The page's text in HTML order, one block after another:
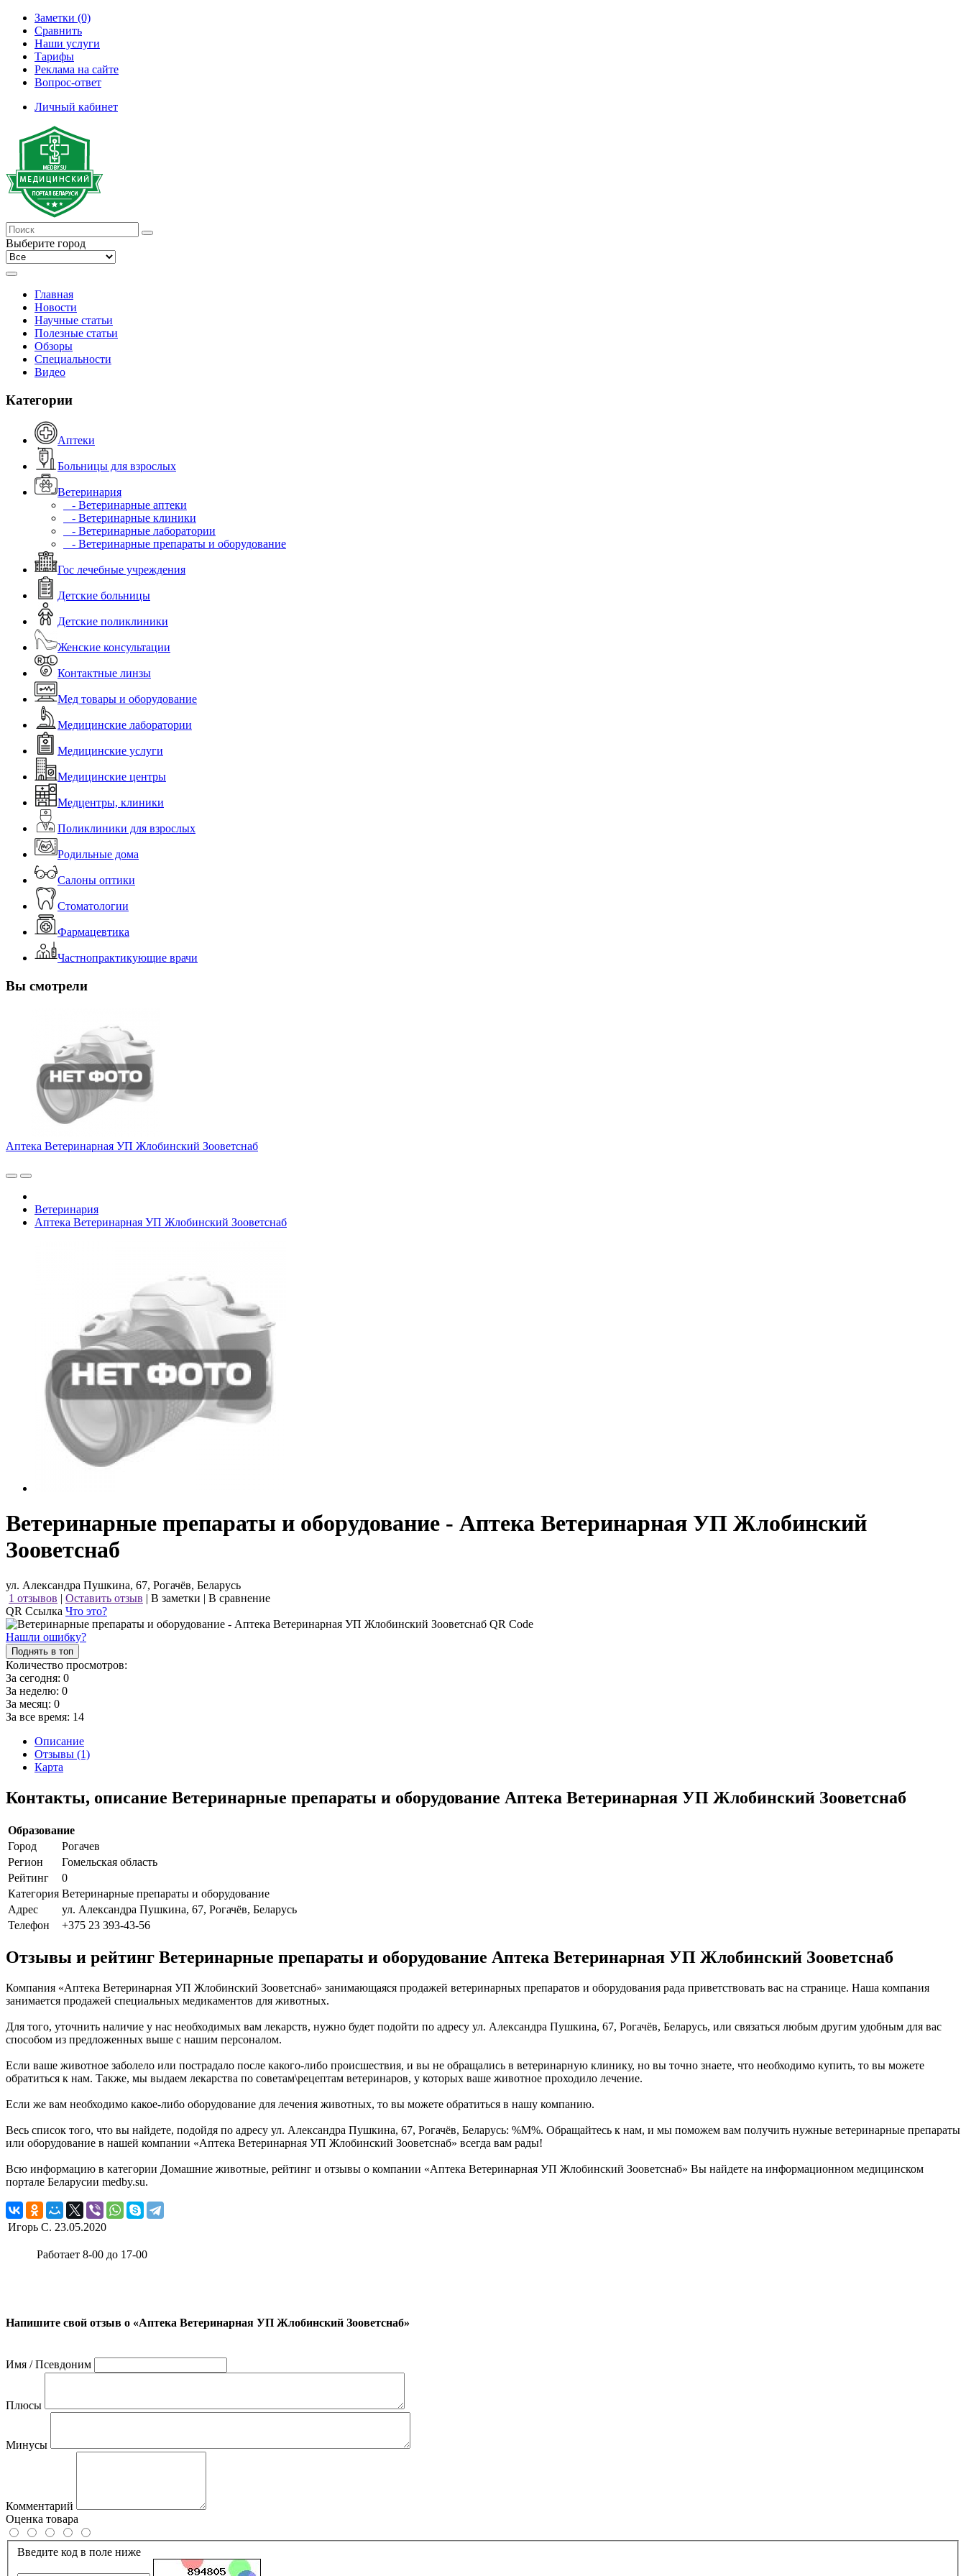
Заметки (0)
Сравнить
Наши услуги
Тарифы
Реклама на сайте
Вопрос-ответ
Личный кабинет
Выберите город
Главная
Новости
Научные статьи
Полезные статьи
Обзоры
Специальности
Видео
Категории
Аптеки
Больницы для взрослых
Ветеринария
- Ветеринарные аптеки
- Ветеринарные клиники
- Ветеринарные лаборатории
- Ветеринарные препараты и оборудование
Гос лечебные учреждения
Детские больницы
Детские поликлиники
Женские консультации
Контактные линзы
Мед товары и оборудование
Медицинские лаборатории
Медицинские услуги
Медицинские центры
Медцентры, клиники
Поликлиники для взрослых
Родильные дома
Салоны оптики
Стоматологии
Фармацевтика
Частнопрактикующие врачи
Вы смотрели
Аптека Ветеринарная УП Жлобинский Зооветснаб
Ветеринария
Аптека Ветеринарная УП Жлобинский Зооветснаб
Ветеринарные препараты и оборудование - Аптека Ветеринарная УП Жлобинский
Зооветснаб
ул. Александра Пушкина, 67, Рогачёв, Беларусь
1 отзывов | Оставить отзыв | В заметки | В сравнение
QR Ссылка Что это?
Нашли ошибку?
Поднять в топ
Количество просмотров:
За сегодня: 0
За неделю: 0
За месяц: 0
За все время: 14
Описание
Отзывы (1)
Карта
Контакты, описание Ветеринарные препараты и оборудование Аптека Ветеринарная УП Жлобинский Зооветснаб
Образование
Город
Рогачев
Регион
Гомельская область
Рейтинг
0
Категория Ветеринарные препараты и оборудование
Адрес
ул. Александра Пушкина, 67, Рогачёв, Беларусь
Телефон
+375 23 393-43-56
Отзывы и рейтинг Ветеринарные препараты и оборудование Аптека Ветеринарная УП Жлобинский Зооветснаб
Компания «Аптека Ветеринарная УП Жлобинский Зооветснаб» занимающаяся продажей ветеринарных препаратов и оборудования рада приветствовать вас на странице. Наша компания
занимается продажей специальных медикаментов для животных.
Для того, уточнить наличие у нас необходимых вам лекарств, нужно будет подойти по адресу ул. Александра Пушкина, 67, Рогачёв, Беларусь, или связаться любым другим удобным для вас
способом из предложенных выше с нашим персоналом.
Если ваше животное заболело или пострадало после какого-либо происшествия, и вы не обращались в ветеринарную клинику, но вы точно знаете, что необходимо купить, то вы можете
обратиться к нам. Также, мы выдаем лекарства по советам\рецептам ветеринаров, у которых ваше животное проходило лечение.
Если же вам необходимо какое-либо оборудование для лечения животных, то вы можете обратиться в нашу компанию.
Весь список того, что вы найдете, подойдя по адресу ул. Александра Пушкина, 67, Рогачёв, Беларусь: %М%. Обращайтесь к нам, и мы поможем вам получить нужные ветеринарные препараты
или оборудование в нашей компании «Аптека Ветеринарная УП Жлобинский Зооветснаб» всегда вам рады!
Всю информацию в категории Домашние животные, рейтинг и отзывы о компании «Аптека Ветеринарная УП Жлобинский Зооветснаб» Вы найдете на информационном медицинском
портале Беларусии medby.su.
Игорь С. 23.05.2020
Работает 8-00 до 17-00
Напишите свой отзыв о «Аптека Ветеринарная УП Жлобинский Зооветснаб»
Имя / Псевдоним
Плюсы
Минусы
Комментарий
Оценка товара
Введите код в поле ниже